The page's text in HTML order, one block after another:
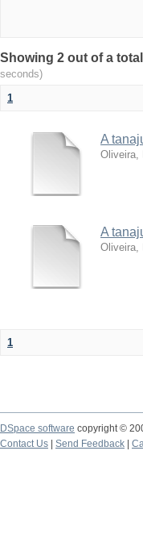
Showing 2 out of a
seconds)
1
A
Oliveira,
A
Oliveira,
1
DSpace software copyright ©
Contact Us
Send Feedback